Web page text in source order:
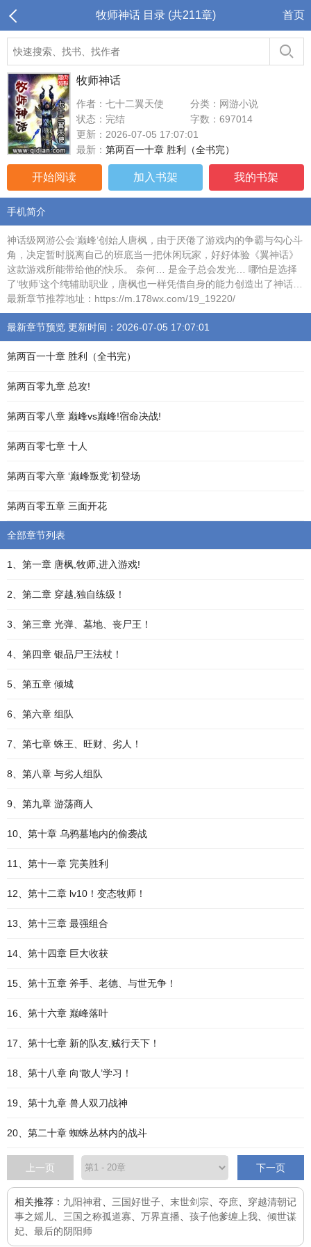
牧师神话 目录 (共211章) 首页
牧师神话
作者：七十二翼天使
分类：网游小说
状态：完结
字数：697014
更新：2026-07-05 17:07:01
最新： 第两百一十章 胜利（全书完）
开始阅读 加入书架 我的书架
手机简介
神话级网游公会‘巅峰’创始人唐枫，由于厌倦了游戏内的争霸与勾心斗
角，决定暂时脱离自己的班底当一把休闲玩家，好好体验《翼神话》
这款游戏所能带给他的快乐。 奈何… 是金子总会发光… 哪怕是选择
了‘牧师’这个纯辅助职业，唐枫也一样凭借自身的能力创造出了神话…
最新章节推荐地址：https://m.178wx.com/19_19220/
最新章节预览 更新时间：2026-07-05 17:07:01
第两百一十章 胜利（全书完）
第两百零九章 总攻!
第两百零八章 巅峰vs巅峰!宿命决战!
第两百零七章 十人
第两百零六章 ‘巅峰叛党’初登场
第两百零五章 三面开花
全部章节列表
1、第一章 唐枫,牧师,进入游戏!
2、第二章 穿越,独自练级！
3、第三章 光弹、墓地、丧尸王！
4、第四章 银品尸王法杖！
5、第五章 倾城
6、第六章 组队
7、第七章 蛛王、旺财、劣人！
8、第八章 与劣人组队
9、第九章 游荡商人
10、第十章 乌鸦墓地内的偷袭战
11、第十一章 完美胜利
12、第十二章 lv10！变态牧师！
13、第十三章 最强组合
14、第十四章 巨大收获
15、第十五章 斧手、老德、与世无争！
16、第十六章 巅峰落叶
17、第十七章 新的队友,贼行天下！
18、第十八章 向‘散人’学习！
19、第十九章 兽人双刀战神
20、第二十章 蜘蛛丛林内的战斗
上一页 下一页
相关推荐： 九阳神君 三国好世子 末世剑宗 夺庶
穿越清朝记
事之媱儿
三国之称孤道寡 万界直播 孩子他爹缠上我
倾世谋
妃
最后的阴阳师